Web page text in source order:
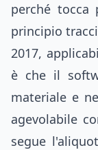
perché tocca
principio
2017,
è che il
materiale e
agevolabile
segue